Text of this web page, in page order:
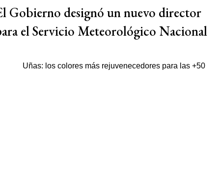
Gobierno designó un nuevo director
el Servicio Meteorológico Nacional